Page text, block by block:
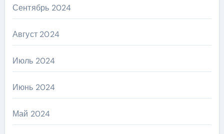
Сентябрь 2024
Август 2024
Июль 2024
Июнь 2024
Май 2024